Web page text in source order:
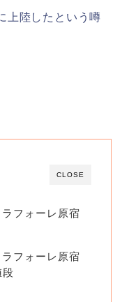
上陸したという噂
CLOSE
フォーレ原宿
フォーレ原宿
段